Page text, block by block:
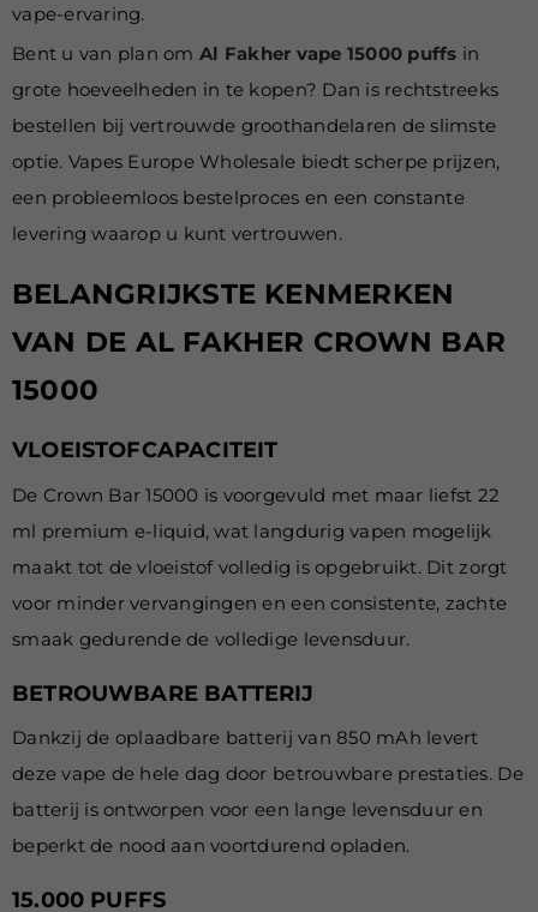
vape-ervaring.
Bent u van plan om Al Fakher vape 15000 puffs in
grote hoeveelheden in te kopen? Dan is rechtstreeks
bestellen bij vertrouwde groothandelaren de slimste
optie. Vapes Europe Wholesale biedt scherpe prijzen,
een probleemloos bestelproces en een constante
levering waarop u kunt vertrouwen.
BELANGRIJKSTE KENMERKEN
VAN DE AL FAKHER CROWN BAR
15000
VLOEISTOFCAPACITEIT
De Crown Bar 15000 is voorgevuld met maar liefst 22
ml premium e-liquid, wat langdurig vapen mogelijk
maakt tot de vloeistof volledig is opgebruikt. Dit zorgt
voor minder vervangingen en een consistente, zachte
smaak gedurende de volledige levensduur.
BETROUWBARE BATTERIJ
Dankzij de oplaadbare batterij van 850 mAh levert
deze vape de hele dag door betrouwbare prestaties. De
batterij is ontworpen voor een lange levensduur en
beperkt de nood aan voortdurend opladen.
15.000 PUFFS